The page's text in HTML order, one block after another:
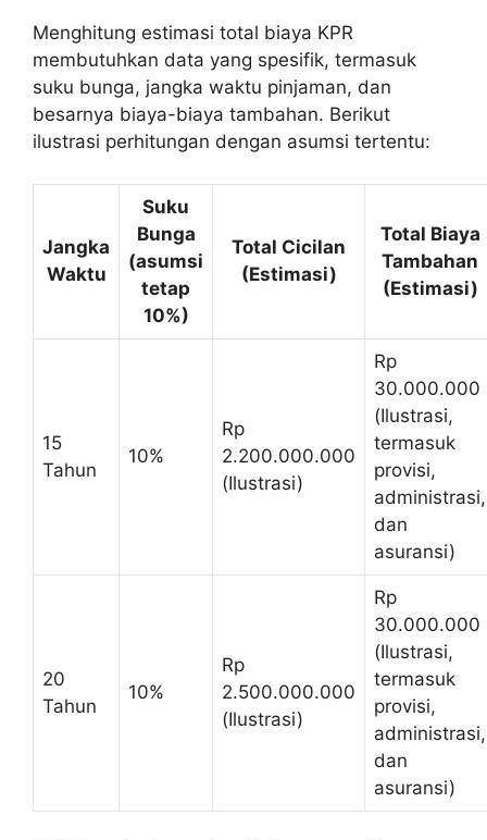
Menghitung estimasi total biaya KPR
membutuhkan data yang spesifik, termasuk
suku bunga, jangka waktu pinjaman, dan
besarnya biaya-biaya tambahan. Berikut
ilustrasi perhitungan dengan asumsi tertentu:
Jangka
Waktu
Suku
Bunga
(asumsi
tetap
10%)
Total Cicilan
(Estimasi)
Total Biaya
Tambahan
(Estimasi)
15
Tahun
10%
Rp
2.200.000.000
(Ilustrasi)
Rp
30.000.000
(Ilustrasi,
termasuk
provisi,
administrasi,
dan
asuransi)
20
Tahun
10%
Rp
2.500.000.000
(Ilustrasi)
Rp
30.000.000
(Ilustrasi,
termasuk
provisi,
administrasi,
dan
asuransi)